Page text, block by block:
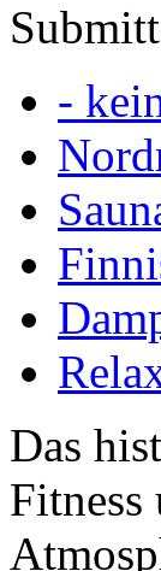
-
Das
Fitness